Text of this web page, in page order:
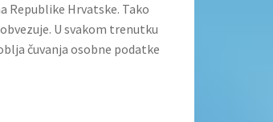
Republike Hrvatske. Tako
U svakom trenutku
čuvanja osobne podatke